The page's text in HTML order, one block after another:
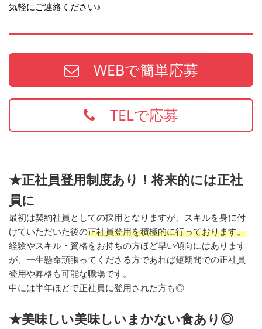
気軽にご連絡ください♪
WEBで簡単応募
TELで応募
★正社員登用制度あり！将来的には正社
員に
最初は契約社員としての採用となりますが、スキルを身に付
けていただいた後の正社員登用を積極的に行っております。
経験やスキル・資格をお持ちの方ほど早い傾向にはあります
が、一生懸命頑張ってくださる方であれば短期間での正社員
登用や昇格も可能な職場です。
中には半年ほどで正社員に登用された方も◎
★美味しい美味しいまかない食あり◎